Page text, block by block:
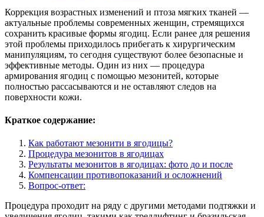
Коррекция возрастных изменений и птоза мягких тканей —
актуальные проблемы современных женщин, стремящихся
сохранить красивые формы ягодиц. Если ранее для решения
этой проблемы приходилось прибегать к хирургическим
манипуляциям, то сегодня существуют более безопасные и
эффективные методы. Один из них — процедура
армирования ягодиц с помощью мезонитей, которые
полностью рассасываются и не оставляют следов на
поверхности кожи.
Краткое содержание:
Как работают мезонити в ягодицы?
Процедура мезонитов в ягодицах
Результаты мезонитов в ягодицах: фото до и после
Компенсации противопоказаний и осложнений
Вопрос-ответ:
Процедура проходит на ряду с другими методами подтяжки и